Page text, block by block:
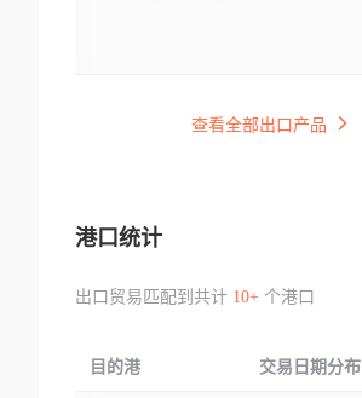
查看全部出口产品
港口统计
出口贸易匹配到共计 10+个港口
目的港 交易日期分布